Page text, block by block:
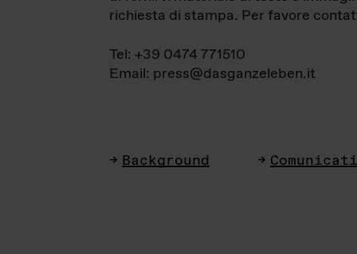
richiesta di stampa. Per favore
Tel: +39 0474 771510
Email: press@dasganzeleben.it
Background